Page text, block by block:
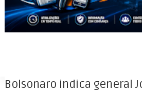
Bolsonaro indica general